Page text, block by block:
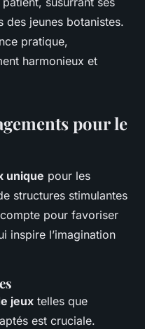
des jeunes botanistes.
pratique,
harmonieux et
pour le
unique pour les
structures stimulantes
pour favoriser
inspire l’imagination
jeux telles que
est cruciale.